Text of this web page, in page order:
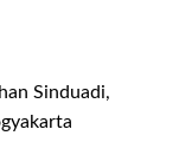
Sinduadi,